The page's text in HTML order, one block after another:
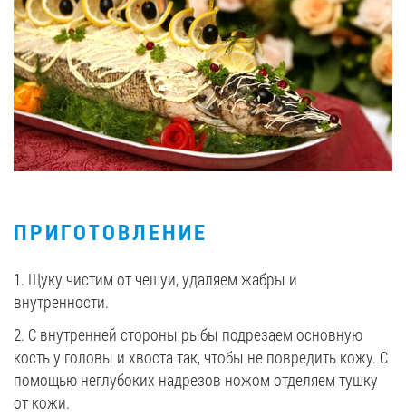
ПРИГОТОВЛЕНИЕ
1. Щуку чистим от чешуи, удаляем жабры и
внутренности.
2. С внутренней стороны рыбы подрезаем основную
кость у головы и хвоста так, чтобы не повредить кожу. С
помощью неглубоких надрезов ножом отделяем тушку
от кожи.